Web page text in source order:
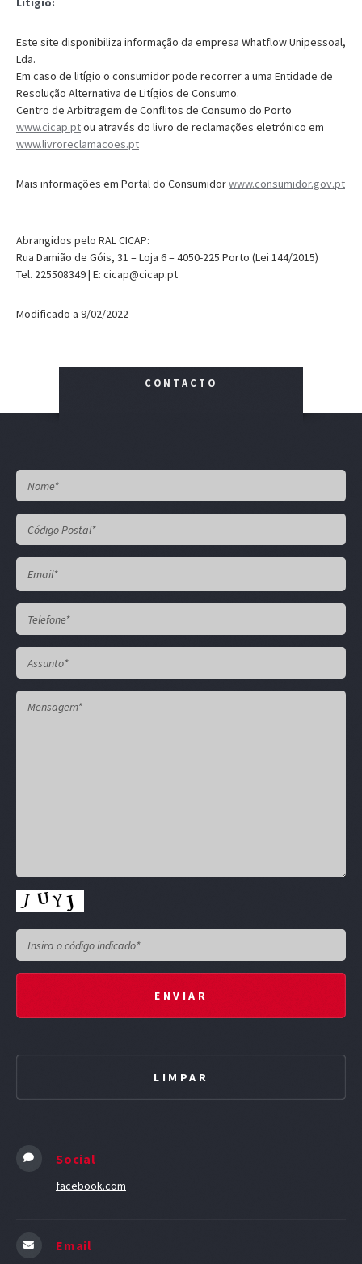
Este site disponibiliza informação da empresa Whatflow Unipessoal,
Lda.
Em caso de litígio o consumidor pode recorrer a uma Entidade de
Resolução Alternativa de Litígios de Consumo.
Centro de Arbitragem de Conflitos de Consumo do Porto
www.cicap.ptou através do livro de reclamações eletrónico em
www.livroreclamacoes.pt
Mais informações em Portal do Consumidorwww.consumidor.gov.pt
Abrangidos pelo RAL CICAP:
Rua Damião de Góis, 31 – Loja 6 – 4050-225 Porto (Lei 144/2015)
Tel. 225508349 | E: cicap@cicap.pt
Modificado a 9/02/2022
CONTACTO
Social
facebook.com
Email